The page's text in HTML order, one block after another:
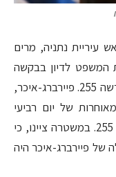
ראש עיריית נתניה, מרים
המשפט לדיון בבקשה
להאריך את מעצרה, בחשד למעורבות בפרשה 255. פיירברג-איכר,
של יום רביעי
במשרד לה"ב 433 – זאת במסגרת פרשה 255. במשטרה ציינו, כי
של פיירברג-איכר היה